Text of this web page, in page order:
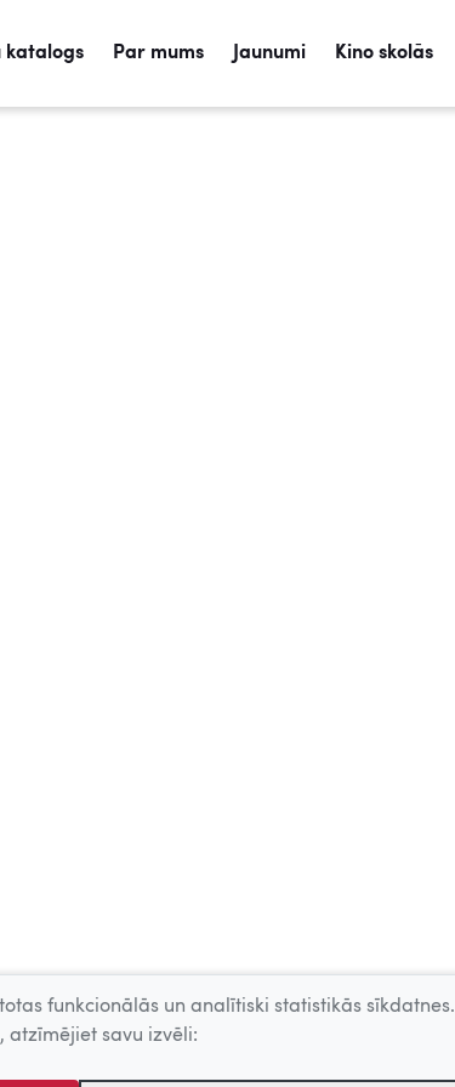
katalogs Par mums Jaunumi Kino skolās
funkcionālās un analītiski statistikās sīkdatnes.
atzīmējiet savu izvēli: